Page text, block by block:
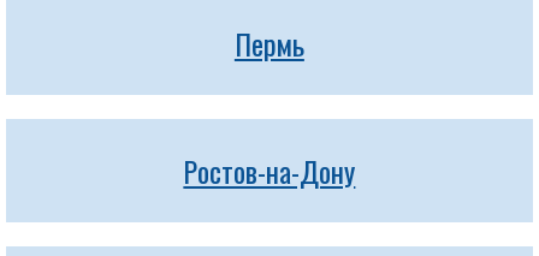
Пермь
Ростов-на-Дону